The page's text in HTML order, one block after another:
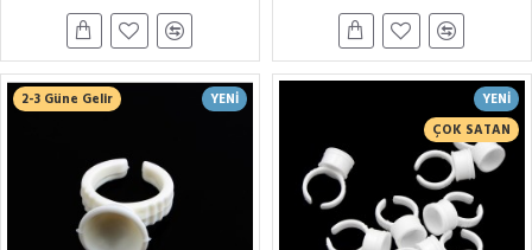
YENI
2-3 Güne Gelir
YENI
ÇOK SATAN